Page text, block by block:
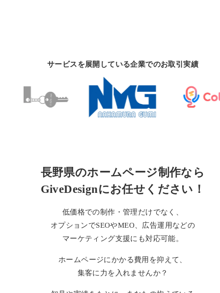
サービスを展開している企業でのお取引実績
長野県のホームページ制作なら
GiveDesignにお任せください！
低価格での制作・管理だけでなく、
オプションでSEOやMEO、広告運用などの
マーケティング支援にも対応可能。
ホームページにかかる費用を抑えて、
集客に力を入れませんか？